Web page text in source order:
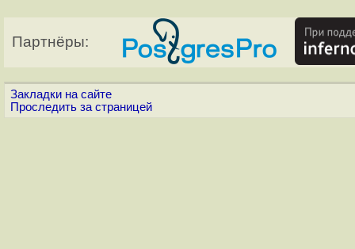
Партнёры:
Закладки на сайте
Проследить за страницей